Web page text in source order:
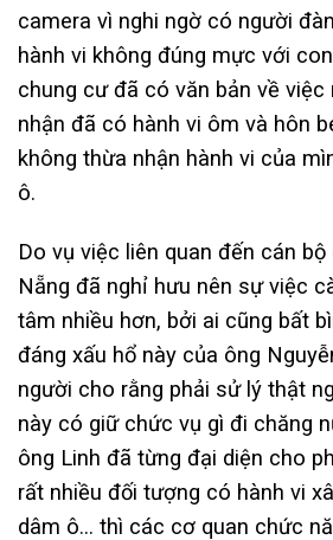
camera vì nghi ngờ có người
hành vi không đúng mực với
chung cư đã có văn bản về
nhận đã có hành vi ôm và hôn
không thừa nhận hành vi của
ô.
Do vụ việc liên quan đến cán
Nẵng đã nghỉ hưu nên sự việc
tâm nhiều hơn, bởi ai cũng bất
đáng xấu hổ này của ông
người cho rằng phải sử lý thật
này có giữ chức vụ gì đi chăng
ông Linh đã từng đại diện cho
rất nhiều đối tượng có hành vi
dâm ô… thì các cơ quan chức